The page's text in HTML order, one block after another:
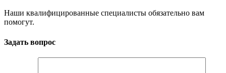
Наши квалифицированные специалисты обязательно вам
помогут.
Задать вопрос